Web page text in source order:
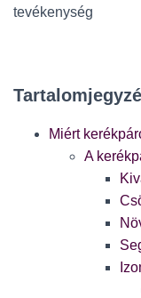
tevékenység
Miért
A